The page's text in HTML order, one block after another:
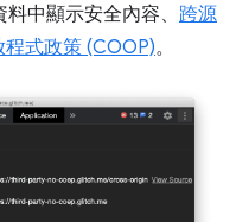
中顯示安全內容、 跨源
式政策 (COOP)。